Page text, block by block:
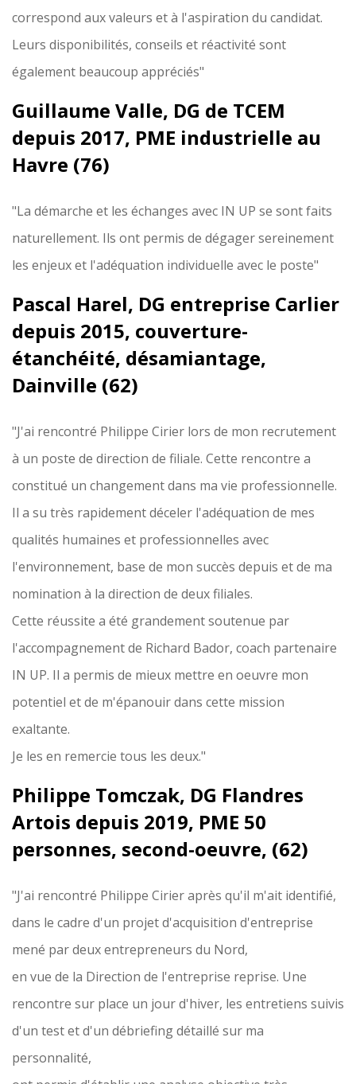
correspond aux valeurs et à l'aspiration du candidat.
Leurs disponibilités, conseils et réactivité sont
également beaucoup appréciés"
Guillaume Valle, DG de TCEM
depuis 2017, PME industrielle au
Havre (76)
"La démarche et les échanges avec IN UP se sont faits
naturellement. Ils ont permis de dégager sereinement
les enjeux et l'adéquation individuelle avec le poste"
Pascal Harel, DG entreprise Carlier
depuis 2015, couverture-
étanchéité, désamiantage,
Dainville (62)
"J'ai rencontré Philippe Cirier lors de mon recrutement
à un poste de direction de filiale. Cette rencontre a
constitué un changement dans ma vie professionnelle.
Il a su très rapidement déceler l'adéquation de mes
qualités humaines et professionnelles avec
l'environnement, base de mon succès depuis et de ma
nomination à la direction de deux filiales.
Cette réussite a été grandement soutenue par
l'accompagnement de Richard Bador, coach partenaire
IN UP. Il a permis de mieux mettre en oeuvre mon
potentiel et de m'épanouir dans cette mission
exaltante.
Je les en remercie tous les deux."
Philippe Tomczak, DG Flandres
Artois depuis 2019, PME 50
personnes, second-oeuvre, (62)
"J'ai rencontré Philippe Cirier après qu'il m'ait identifié,
dans le cadre d'un projet d'acquisition d'entreprise
mené par deux entrepreneurs du Nord,
en vue de la Direction de l'entreprise reprise. Une
rencontre sur place un jour d'hiver, les entretiens suivis
d'un test et d'un débriefing détaillé sur ma
personnalité,